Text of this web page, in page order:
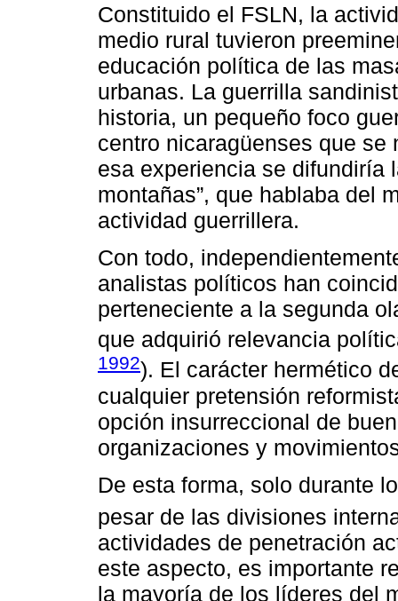
Constituido el FSLN, la
medio rural tuvieron
educación política de las
urbanas. La guerrilla
historia, un pequeño foco
centro nicaragüenses que
esa experiencia se difundiría
montañas”, que hablaba del
actividad guerrillera.
Con todo,
analistas políticos han
perteneciente a la segunda
que adquirió relevancia
1992). El carácter hermético
cualquier pretensión
opción insurreccional de
organizaciones y
De esta forma, solo durante
pesar de las divisiones
actividades de penetración
este aspecto, es importante
la mayoría de los líderes del